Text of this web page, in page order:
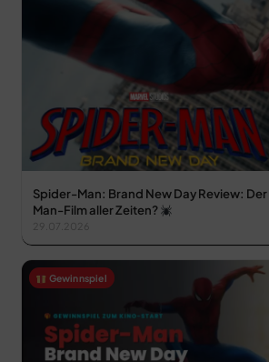
Spider-Man: Brand New Day Review:
Man-Film aller Zeiten?
29.07.2026
Gewinnspiel